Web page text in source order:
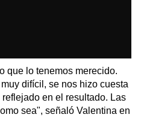
que lo tenemos merecido.
difícil, se nos hizo cuesta
en el resultado. Las
sea", señaló Valentina en